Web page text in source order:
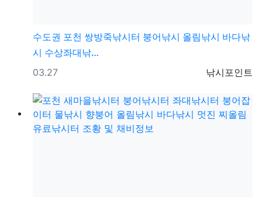
수도권 포천 쌍방죽낚시터 붕어낚시 올림낚시 바다낚
시 수상좌대낚…
등록자
낚시포인트
등록일
03.27